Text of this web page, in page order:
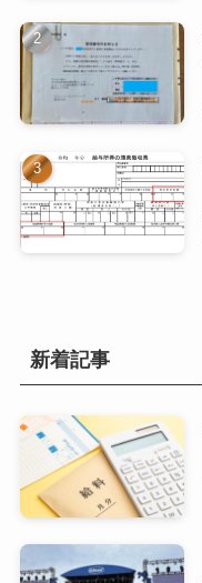
新着記事